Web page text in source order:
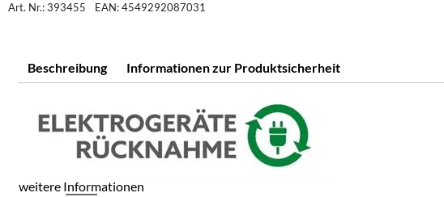
Art. Nr.: 393455 EAN: 4549292087031
Beschreibung Informationen zur Produktsicherheit
weitere Informationen